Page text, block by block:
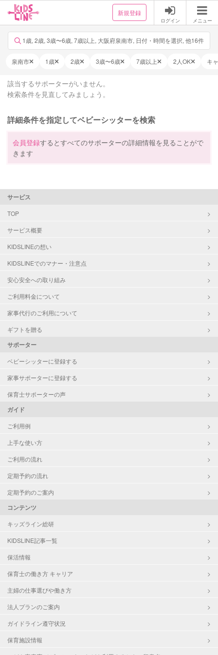
新規登録
ログイン メニュー
1歳, 2歳, 3歳〜6歳, 7歳以上, 大阪府泉南市, 日付・時間を選択, 他16件
泉南市 1歳 2歳 3歳〜6歳 7歳以上 2人OK キ
該当するサポーターがいません。
検索条件を見直してみましょう。
詳細条件を指定してベビーシッターを検索
会員登録するとすべてのサポーターの詳細情報を見ることがで
きます
サービス
TOP
サービス概要
KIDSLINEの想い
KIDSLINEでのマナー・注意点
安心安全への取り組み
ご利用料金について
家事代行のご利用について
ギフトを贈る
サポーター
ベビーシッターに登録する
家事サポーターに登録する
保育士サポーターの声
ガイド
ご利用例
上手な使い方
ご利用の流れ
定期予約の流れ
定期予約のご案内
コンテンツ
キッズライン総研
KIDSLINE記事一覧
保活情報
保育士の働き方 キャリア
主婦の仕事選びや働き方
法人プランのご案内
ガイドライン遵守状況
保育施設情報